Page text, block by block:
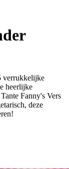
verrukkelijke
heerlijke
Fanny's Vers
deze